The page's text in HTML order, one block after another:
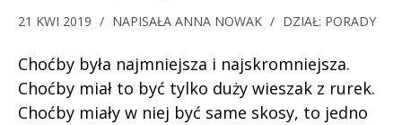
21 KWI 2019 / NAPISAŁA ANNA NOWAK / DZIAŁ: PORADY
Choćby była najmniejsza i najskromniejsza.
Choćby miał to być tylko duży wieszak z rurek.
Choćby miały w niej być same skosy, to jedno